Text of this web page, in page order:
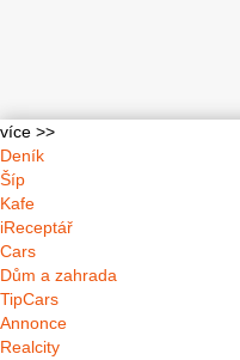
více >>
Deník
Šíp
Kafe
iReceptář
Cars
Dům a zahrada
TipCars
Annonce
Realcity